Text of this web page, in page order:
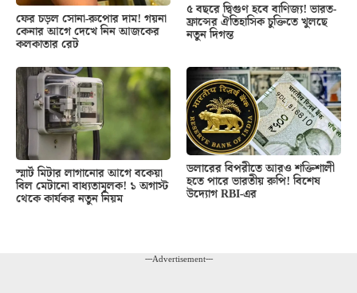
ফের চড়ল সোনা-রুপোর দাম! গয়না
কেনার আগে দেখে নিন আজকের
কলকাতার রেট
৫ বছরে দ্বিগুণ হবে বাণিজ্য! ভারত-
ফ্রান্সের ঐতিহাসিক চুক্তিতে খুলছে
নতুন দিগন্ত
স্মার্ট মিটার লাগানোর আগে বকেয়া
বিল মেটানো বাধ্যতামূলক! ১ অগাস্ট
থেকে কার্যকর নতুন নিয়ম
ডলারের বিপরীতে আরও শক্তিশালী
হতে পারে ভারতীয় রুপি! বিশেষ
উদ্যোগ RBI-এর
---Advertisement---